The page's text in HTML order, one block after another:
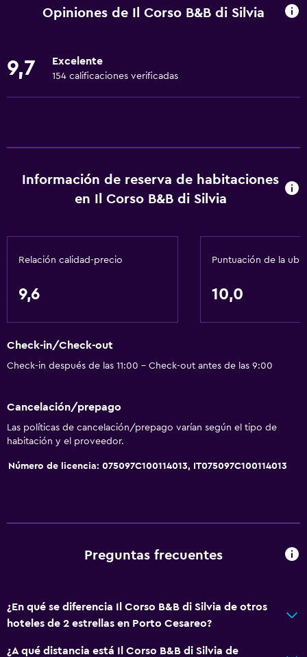
Ropa de cama
Papeleras
Bidé
Secador de pelo
Gorro de baño
Baño privado
Servicios y facilidades
Check-out exprés
TV de pantalla plana
TV
Opiniones de Il Corso B&B di Silvia
9,7 Excelente
154 calificaciones verificadas
Información de reserva de habitaciones
en Il Corso B&B di Silvia
Relación calidad-precio
9,6
Puntuación de la
10,0
Check-in/Check-out
Check-in después de las 11:00 - Check-out antes de las 9:00
Cancelación/prepago
Las políticas de cancelación/prepago varían según el tipo de
habitación y el proveedor.
Número de licencia: 075097C100114013, IT075097C100114013
Preguntas frecuentes
¿En qué se diferencia Il Corso B&B di Silvia de otros
hoteles de 2 estrellas en Porto Cesareo?
¿A qué distancia está Il Corso B&B di Silvia de